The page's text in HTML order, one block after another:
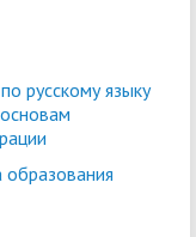
русскому языку
образования